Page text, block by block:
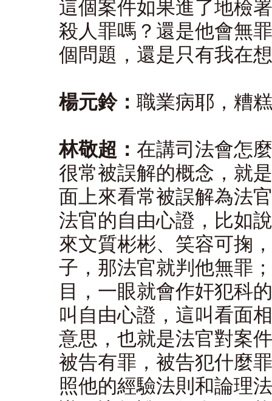
這個案件如果進了地檢
殺人罪嗎？還是他會無
個問題，還是只有我在
楊元鈴： 職業病耶，糟
林敬超： 在講司法會怎
很常被誤解的概念，就
面上來看常被誤解為法
法官的自由心證，比如
來文質彬彬、笑容可掬
子，那法官就判他無罪
目，一眼就會作奸犯科
叫自由心證，這叫看面
意思，也就是法官對案
被告有罪，被告犯什麼
照他的經驗法則和論理